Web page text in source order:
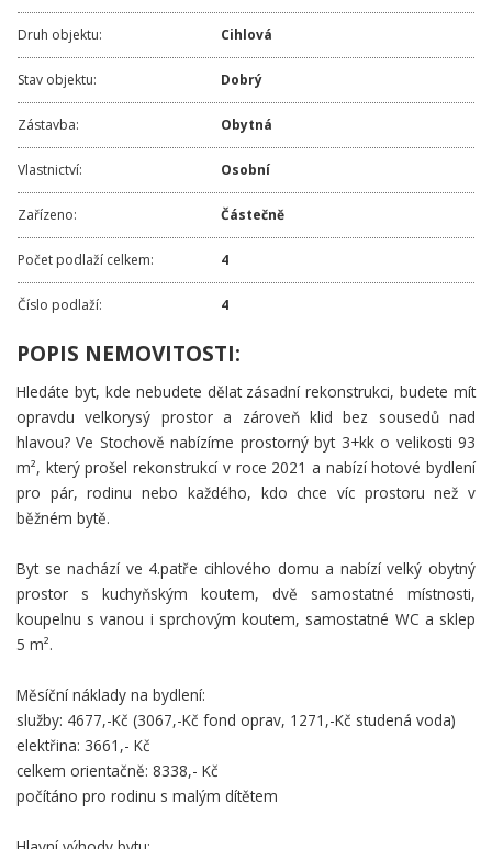
Druh objektu: Cihlová
Stav objektu: Dobrý
Zástavba: Obytná
Vlastnictví: Osobní
Zařízeno: Částečně
Počet podlaží celkem: 4
Číslo podlaží: 4
POPIS NEMOVITOSTI:
Hledáte byt, kde nebudete dělat zásadní rekonstrukci, budete mít
opravdu velkorysý prostor a zároveň klid bez sousedů nad
hlavou? Ve Stochově nabízíme prostorný byt 3+kk o velikosti 93
m², který prošel rekonstrukcí v roce 2021 a nabízí hotové bydlení
pro pár, rodinu nebo každého, kdo chce víc prostoru než v
běžném bytě.
Byt se nachází ve 4.patře cihlového domu a nabízí velký obytný
prostor s kuchyňským koutem, dvě samostatné místnosti,
koupelnu s vanou i sprchovým koutem, samostatné WC a sklep
5 m².
Měsíční náklady na bydlení:
služby: 4677,-Kč (3067,-Kč fond oprav, 1271,-Kč studená voda)
elektřina: 3661,- Kč
celkem orientačně: 8338,- Kč
počítáno pro rodinu s malým dítětem